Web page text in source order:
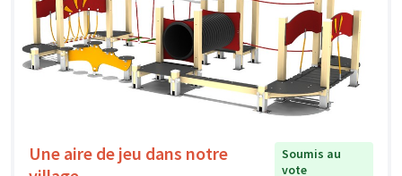
Une aire de jeu dans notre
Soumis au
vote